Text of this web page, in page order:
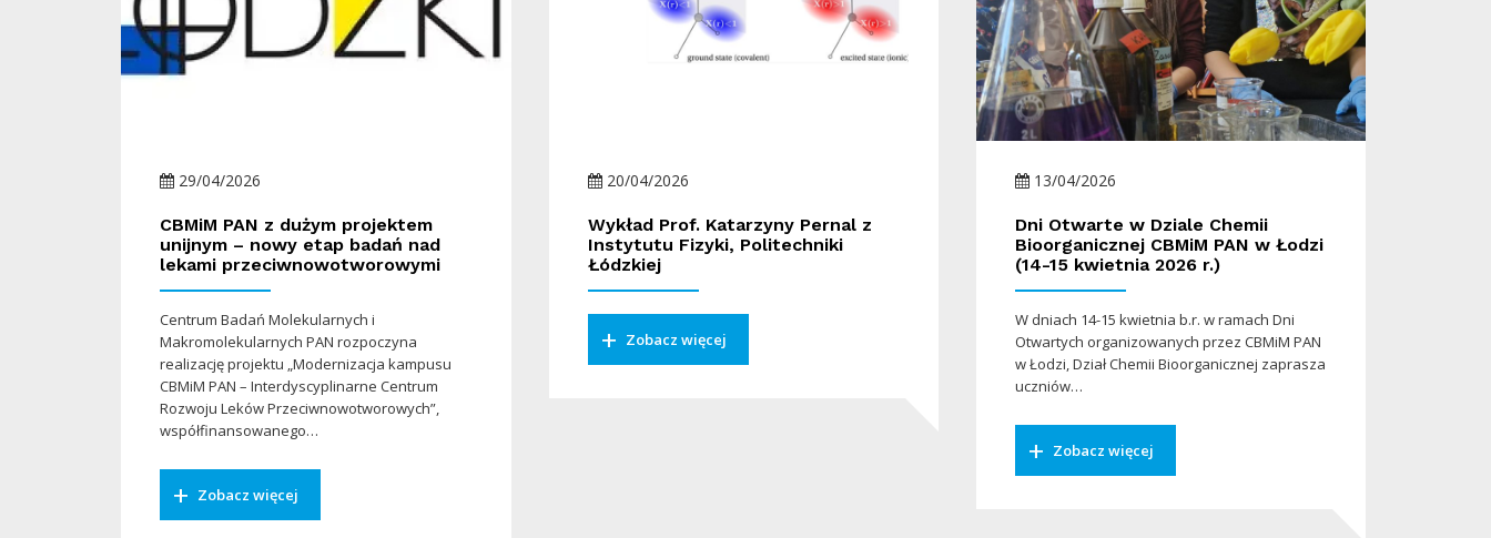
29/04/2026
CBMiM PAN z dużym projektem
unijnym – nowy etap badań nad
lekami przeciwnowotworowymi
Centrum Badań Molekularnych i
Makromolekularnych PAN rozpoczyna
realizację projektu „Modernizacja kampusu
CBMiM PAN – Interdyscyplinarne Centrum
Rozwoju Leków Przeciwnowotworowych”,
współfinansowanego…
Zobacz więcej
20/04/2026
Wykład Prof. Katarzyny Pernal z
Instytutu Fizyki, Politechniki
Łódzkiej
Zobacz więcej
13/04/2026
Dni Otwarte w Dziale Chemii
Bioorganicznej CBMiM PAN w Łodzi
(14-15 kwietnia 2026 r.)
W dniach 14-15 kwietnia b.r. w ramach Dni
Otwartych organizowanych przez CBMiM PAN
w Łodzi, Dział Chemii Bioorganicznej zaprasza
uczniów…
Zobacz więcej